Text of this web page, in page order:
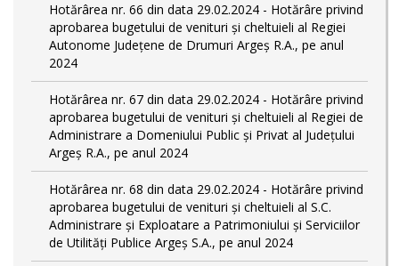
Hotărârea nr. 66 din data 29.02.2024 - Hotărâre privind
aprobarea bugetului de venituri și cheltuieli al Regiei
Autonome Județene de Drumuri Argeș R.A., pe anul
2024
Hotărârea nr. 67 din data 29.02.2024 - Hotărâre privind
aprobarea bugetului de venituri și cheltuieli al Regiei de
Administrare a Domeniului Public și Privat al Județului
Argeș R.A., pe anul 2024
Hotărârea nr. 68 din data 29.02.2024 - Hotărâre privind
aprobarea bugetului de venituri și cheltuieli al S.C.
Administrare și Exploatare a Patrimoniului și Serviciilor
de Utilități Publice Argeș S.A., pe anul 2024